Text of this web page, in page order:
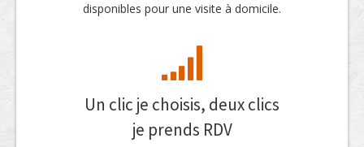
disponibles pour une visite à domicile.
Un clic je choisis, deux clics
je prends RDV